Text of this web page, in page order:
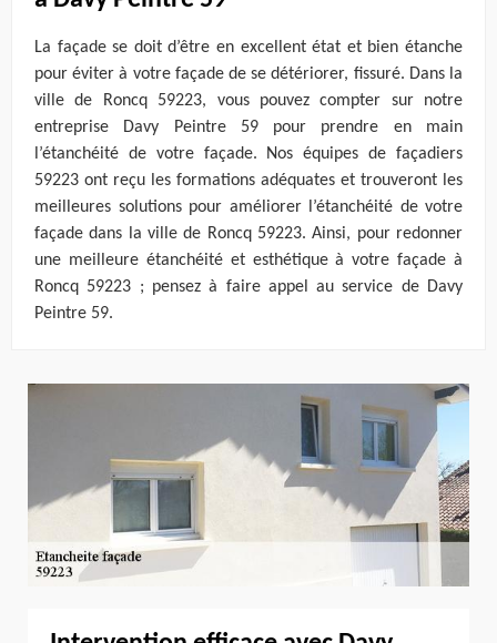
La façade se doit d’être en excellent état et bien étanche
pour éviter à votre façade de se détériorer, fissuré. Dans la
ville de Roncq 59223, vous pouvez compter sur notre
entreprise Davy Peintre 59 pour prendre en main
l’étanchéité de votre façade. Nos équipes de façadiers
59223 ont reçu les formations adéquates et trouveront les
meilleures solutions pour améliorer l’étanchéité de votre
façade dans la ville de Roncq 59223. Ainsi, pour redonner
une meilleure étanchéité et esthétique à votre façade à
Roncq 59223 ; pensez à faire appel au service de Davy
Peintre 59.